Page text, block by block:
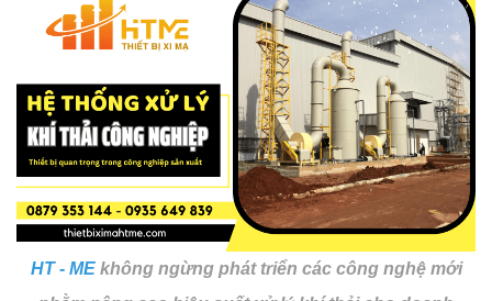
HT - MEkhông ngừng phát triển các công nghệ mới